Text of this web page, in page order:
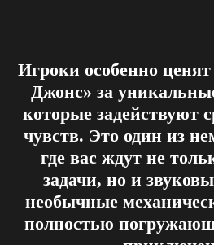
Игроки особенно ценят
Джонс» за
которые задействуют
чувств. Это один из
где вас ждут не
задачи, но и
необычные
полностью